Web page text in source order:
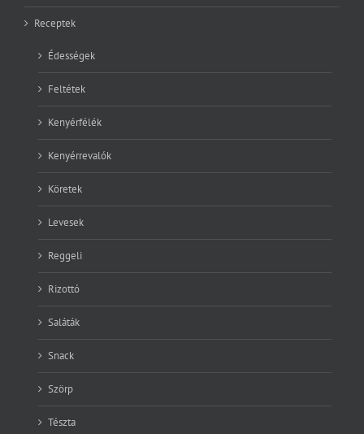
Receptek
Édességek
Feltétek
Kenyérfélék
Kenyérrevalók
Köretek
Levesek
Reggeli
Rizottó
Saláták
Snack
Szörp
Tészta